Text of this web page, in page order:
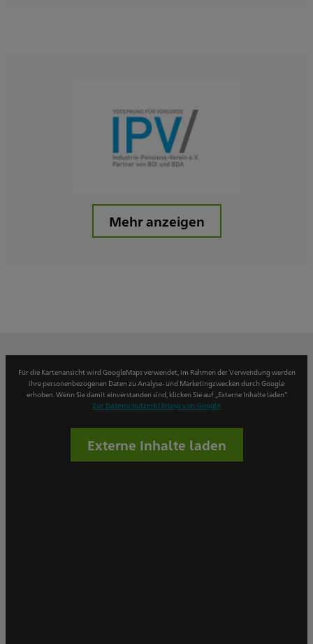
Mehr anzeigen
Für die Kartenansicht wird GoogleMaps verwendet, im Rahmen der Verwendung werden
ihre personenbezogenen Daten zu Analyse- und Marketingzwecken durch Google
erhoben. Wenn Sie damit einverstanden sind, klicken Sie auf „Externe Inhalte laden“
Zur Datenschutzerklärung von Google
Externe Inhalte laden